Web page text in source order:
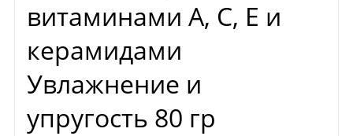
витаминами A, C, E и
керамидами
Увлажнение и
упругость 80 гр